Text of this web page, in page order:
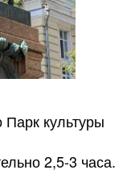
культуры
2,5-3 часа.